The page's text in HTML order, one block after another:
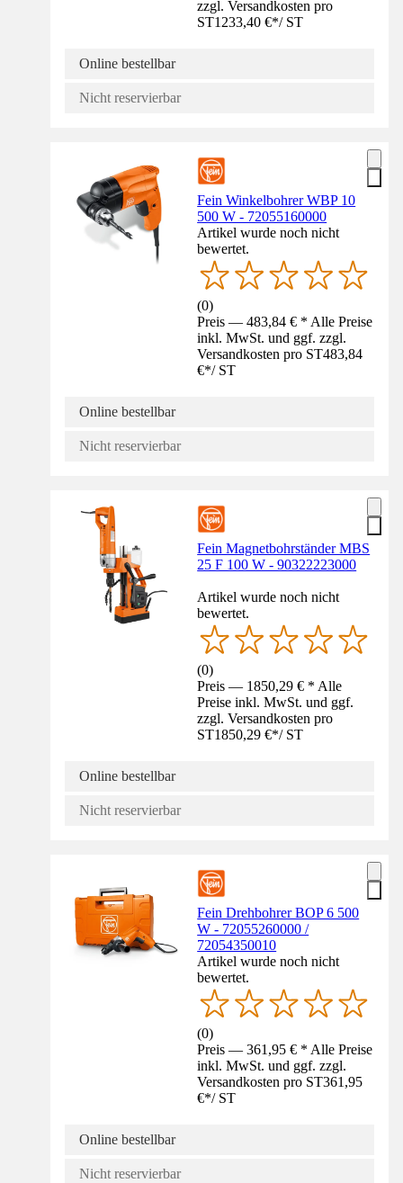
zzgl. Versandkosten pro
ST1233,40 €*/ ST
Online bestellbar
Nicht reservierbar
Fein Winkelbohrer WBP 10
500 W - 72055160000
Artikel wurde noch nicht
bewertet.
(0)
Preis — 483,84 € * Alle Preise
inkl. MwSt. und ggf. zzgl.
Versandkosten pro ST483,84
€*/ ST
Online bestellbar
Nicht reservierbar
Fein Magnetbohrständer MBS
25 F 100 W - 90322223000
Artikel wurde noch nicht
bewertet.
(0)
Preis — 1850,29 € * Alle
Preise inkl. MwSt. und ggf.
zzgl. Versandkosten pro
ST1850,29 €*/ ST
Online bestellbar
Nicht reservierbar
Fein Drehbohrer BOP 6 500
W - 72055260000 /
72054350010
Artikel wurde noch nicht
bewertet.
(0)
Preis — 361,95 € * Alle Preise
inkl. MwSt. und ggf. zzgl.
Versandkosten pro ST361,95
€*/ ST
Online bestellbar
Nicht reservierbar